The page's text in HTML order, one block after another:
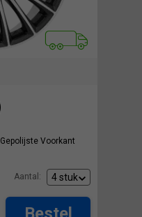
Gepolijste Voorkant
Aantal: